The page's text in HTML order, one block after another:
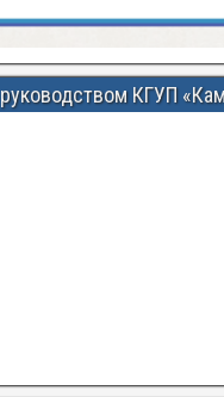
КГУП